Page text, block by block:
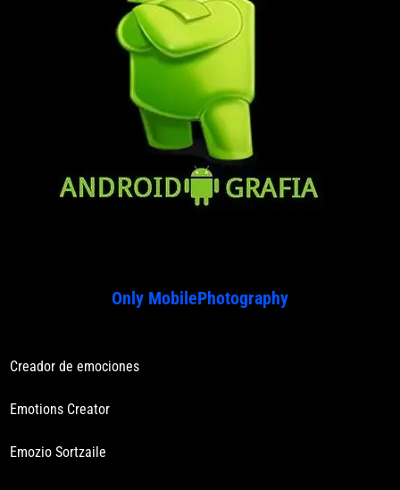
Only MobilePhotography
Creador de emociones
Emotions Creator
Emozio Sortzaile